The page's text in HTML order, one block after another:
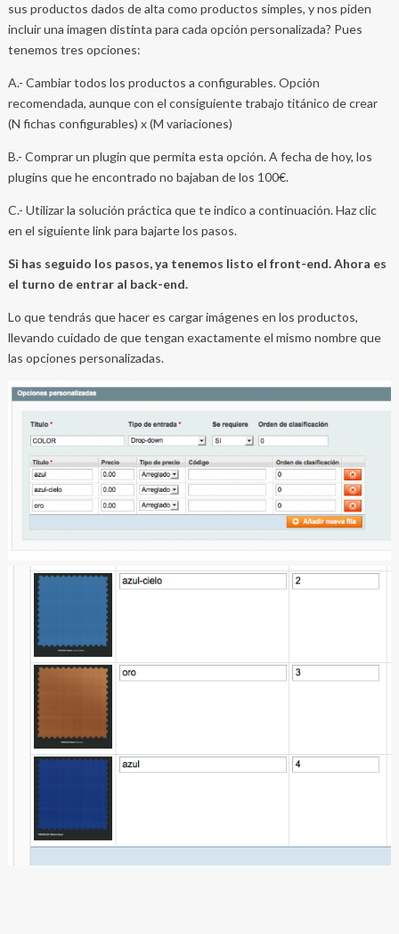
sus productos dados de alta como productos simples, y nos piden
incluir una imagen distinta para cada opción personalizada? Pues
tenemos tres opciones:
A.- Cambiar todos los productos a configurables. Opción
recomendada, aunque con el consiguiente trabajo titánico de crear
(N fichas configurables) x (M variaciones)
B.- Comprar un plugin que permita esta opción. A fecha de hoy, los
plugins que he encontrado no bajaban de los 100€.
C.- Utilizar la solución práctica que te indico a continuación. Haz clic
en el siguiente link para bajarte los pasos.
Si has seguido los pasos, ya tenemos listo el front-end. Ahora es
el turno de entrar al back-end.
Lo que tendrás que hacer es cargar imágenes en los productos,
llevando cuidado de que tengan exactamente el mismo nombre que
las opciones personalizadas.